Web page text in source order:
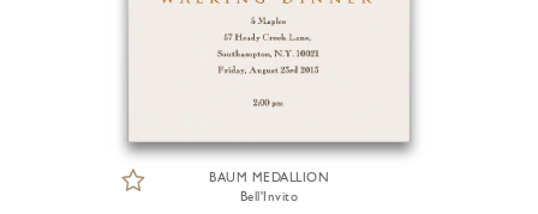
BAUM MEDALLION
Bell'Invito